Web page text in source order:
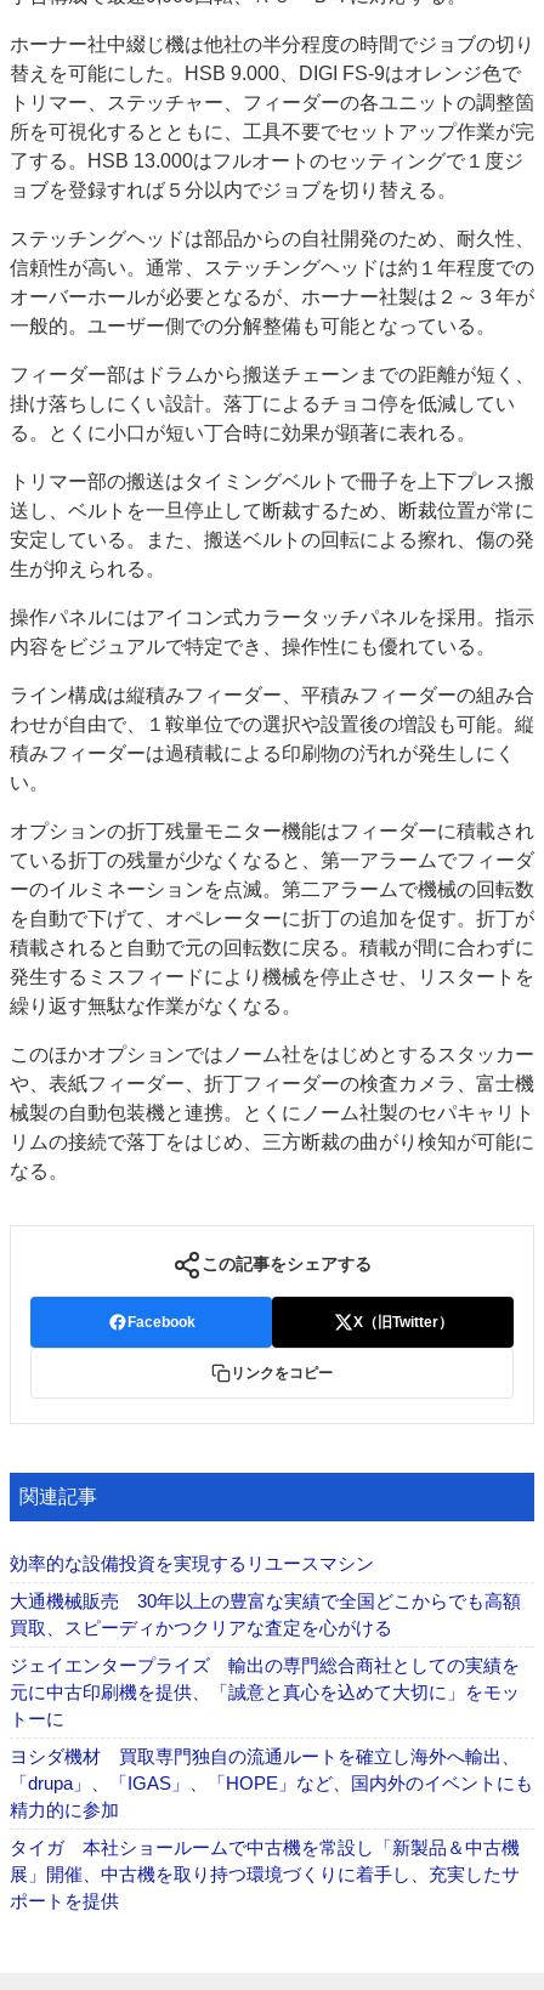
ホーナー社中綴じ機は他社の半分程度の時間でジョブの切り
替えを可能にした。HSB 9.000、DIGI FS-9はオレンジ色で
トリマー、ステッチャー、フィーダーの各ユニットの調整箇
所を可視化するとともに、工具不要でセットアップ作業が完
了する。HSB 13.000はフルオートのセッティングで１度ジ
ョブを登録すれば５分以内でジョブを切り替える。
ステッチングヘッドは部品からの自社開発のため、耐久性、
信頼性が高い。通常、ステッチングヘッドは約１年程度での
オーバーホールが必要となるが、ホーナー社製は２～３年が
一般的。ユーザー側での分解整備も可能となっている。
フィーダー部はドラムから搬送チェーンまでの距離が短く、
掛け落ちしにくい設計。落丁によるチョコ停を低減してい
る。とくに小口が短い丁合時に効果が顕著に表れる。
トリマー部の搬送はタイミングベルトで冊子を上下プレス搬
送し、ベルトを一旦停止して断裁するため、断裁位置が常に
安定している。また、搬送ベルトの回転による擦れ、傷の発
生が抑えられる。
操作パネルにはアイコン式カラータッチパネルを採用。指示
内容をビジュアルで特定でき、操作性にも優れている。
ライン構成は縦積みフィーダー、平積みフィーダーの組み合
わせが自由で、１鞍単位での選択や設置後の増設も可能。縦
積みフィーダーは過積載による印刷物の汚れが発生しにく
い。
オプションの折丁残量モニター機能はフィーダーに積載され
ている折丁の残量が少なくなると、第一アラームでフィーダ
ーのイルミネーションを点滅。第二アラームで機械の回転数
を自動で下げて、オペレーターに折丁の追加を促す。折丁が
積載されると自動で元の回転数に戻る。積載が間に合わずに
発生するミスフィードにより機械を停止させ、リスタートを
繰り返す無駄な作業がなくなる。
このほかオプションではノーム社をはじめとするスタッカー
や、表紙フィーダー、折丁フィーダーの検査カメラ、富士機
械製の自動包装機と連携。とくにノーム社製のセパキャリト
リムの接続で落丁をはじめ、三方断裁の曲がり検知が可能に
なる。
この記事をシェアする
Facebook X（旧Twitter）
リンクをコピー
関連記事
効率的な設備投資を実現するリユースマシン
大通機械販売 30年以上の豊富な実績で全国どこからでも高額
買取、スピーディかつクリアな査定を心がける
ジェイエンタープライズ 輸出の専門総合商社としての実績を
元に中古印刷機を提供、「誠意と真心を込めて大切に」をモッ
トーに
ヨシダ機材 買取専門独自の流通ルートを確立し海外へ輸出、
「drupa」、「IGAS」、「HOPE」など、国内外のイベントにも
精力的に参加
タイガ 本社ショールームで中古機を常設し「新製品＆中古機
展」開催、中古機を取り持つ環境づくりに着手し、充実したサ
ポートを提供